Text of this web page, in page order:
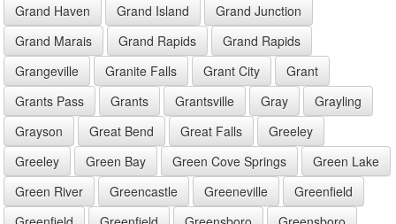
Grand Haven
Grand Island
Grand Junction
Grand Marais
Grand Rapids
Grand Rapids
Grangeville
Granite Falls Grant City
Grant
Grants Pass
Grants Grantsville Gray
Grayling
Grayson
Great Bend Great Falls
Greeley
Greeley
Green Bay Green Cove Springs
Green Lake
Green River
Greencastle Greeneville
Greenfield